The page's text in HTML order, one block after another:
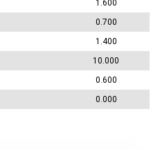
1.600
0.700
1.400
10.000
0.600
0.000